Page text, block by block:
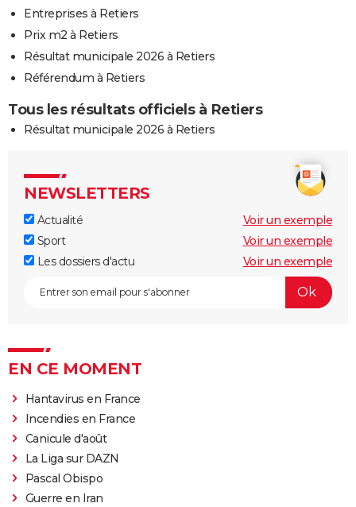
Entreprises à Retiers
Prix m2 à Retiers
Résultat municipale 2026 à Retiers
Référendum à Retiers
Tous les résultats officiels à Retiers
Résultat municipale 2026 à Retiers
NEWSLETTERS
Actualité
Voir un exemple
Sport
Voir un exemple
Les dossiers d'actu
Voir un exemple
EN CE MOMENT
Hantavirus en France
Incendies en France
Canicule d'août
La Liga sur DAZN
Pascal Obispo
Guerre en Iran